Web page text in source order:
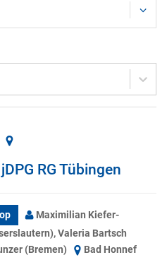
changingRG Tübingen
Maximilian Kiefer-
Valeria Bartsch
(Bremen)
Bad Honnef